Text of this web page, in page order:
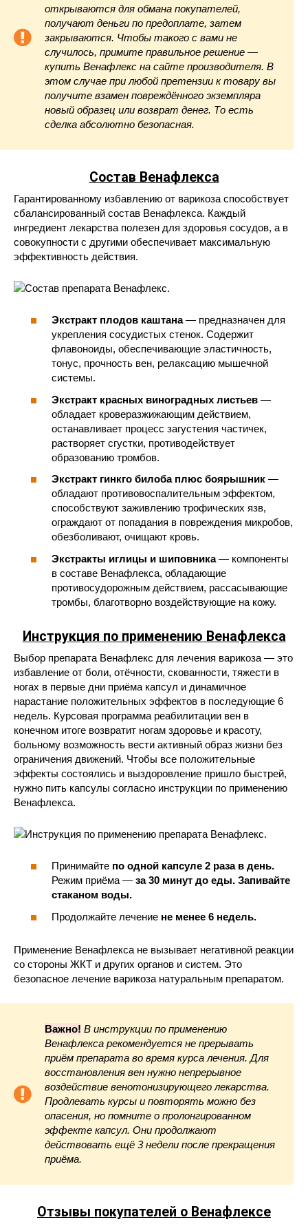
открываются для обмана покупателей,
получают деньги по предоплате, затем
закрываются. Чтобы такого с вами не
случилось, примите правильное решение —
купить Венафлекс на сайте производителя. В
этом случае при любой претензии к товару вы
получите взамен повреждённого экземпляра
новый образец или возврат денег. То есть
сделка абсолютно безопасная.
Состав Венафлекса
Гарантированному избавлению от варикоза способствует
сбалансированный состав Венафлекса. Каждый
ингредиент лекарства полезен для здоровья сосудов, а в
совокупности с другими обеспечивает максимальную
эффективность действия.
Экстракт плодов каштана— предназначен для
укрепления сосудистых стенок. Содержит
флавоноиды, обеспечивающие эластичность,
тонус, прочность вен, релаксацию мышечной
системы.
Экстракт красных виноградных листьев —
обладает кроверазжижающим действием,
останавливает процесс загустения частичек,
растворяет сгустки, противодействует
образованию тромбов.
Экстракт гинкго билоба плюс боярышник —
обладают противовоспалительным эффектом,
способствуют заживлению трофических язв,
ограждают от попадания в повреждения микробов,
обезболивают, очищают кровь.
Экстракты иглицы и шиповника— компоненты
в составе Венафлекса, обладающие
противосудорожным действием, рассасывающие
тромбы, благотворно воздействующие на кожу.
Инструкция по применению Венафлекса
Выбор препарата Венафлекс для лечения варикоза — это
избавление от боли, отёчности, скованности, тяжести в
ногах в первые дни приёма капсул и динамичное
нарастание положительных эффектов в последующие 6
недель. Курсовая программа реабилитации вен в
конечном итоге возвратит ногам здоровье и красоту,
больному возможность вести активный образ жизни без
ограничения движений. Чтобы все положительные
эффекты состоялись и выздоровление пришло быстрей,
нужно пить капсулы согласно инструкции по применению
Венафлекса.
Принимайте по одной капсуле 2 раза в день.
Режим приёма — за 30 минут до еды. Запивайте
стаканом воды.
Продолжайте лечение не менее 6 недель.
Применение Венафлекса не вызывает негативной реакции
со стороны ЖКТ и других органов и систем. Это
безопасное лечение варикоза натуральным препаратом.
Важно! В инструкции по применению
Венафлекса рекомендуется не прерывать
приём препарата во время курса лечения. Для
восстановления вен нужно непрерывное
воздействие венотонизирующего лекарства.
Продлевать курсы и повторять можно без
опасения, но помните о пролонгированном
эффекте капсул. Они продолжают
действовать ещё 3 недели после прекращения
приёма.
Отзывы покупателей о Венафлексе